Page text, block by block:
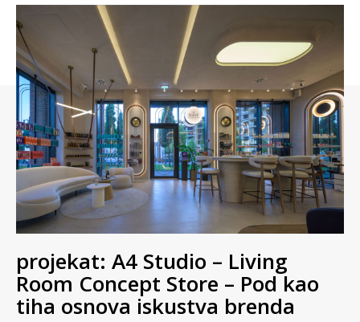
projekat: A4 Studio – Living
Room Concept Store – Pod kao
tiha osnova iskustva brenda